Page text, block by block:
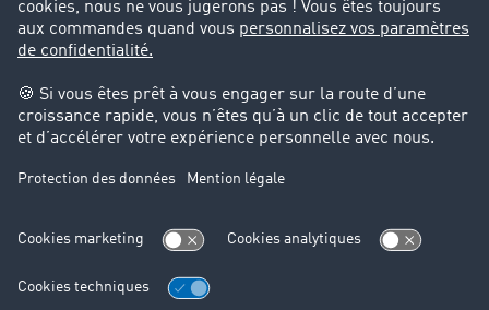
Mentions légales
Protection des données
Cookie-Einstellungen
Support